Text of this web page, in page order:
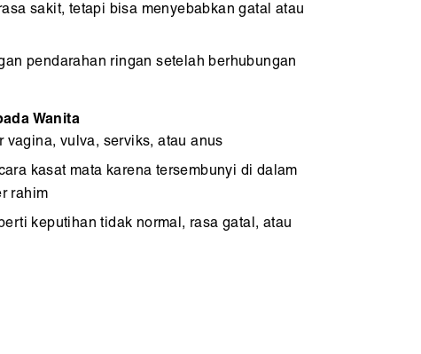
sakit, tetapi bisa menyebabkan gatal atau
pendarahan ringan setelah berhubungan
Wanita
vagina, vulva, serviks, atau anus
kasat mata karena tersembunyi di dalam
rahim
keputihan tidak normal, rasa gatal, atau